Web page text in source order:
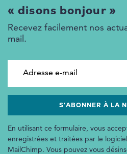
« disons bonjour »
Recevez facilement nos
mail.
En utilisant ce formulaire, vous
enregistrées et traitées par le
MailChimp. Vous pouvez vous